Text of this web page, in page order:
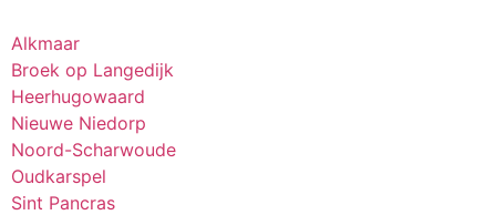
Alkmaar
Broek op Langedijk
Heerhugowaard
Nieuwe Niedorp
Noord-Scharwoude
Oudkarspel
Sint Pancras